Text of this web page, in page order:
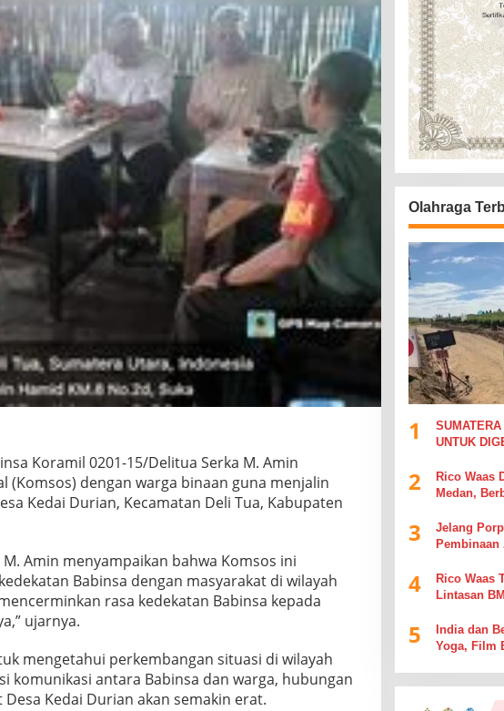
Koramil 0201-15/Delitua Serka M. Amin
(Komsos) dengan warga binaan guna menjalin
Kedai Durian, Kecamatan Deli Tua, Kabupaten
Amin menyampaikan bahwa Komsos ini
Babinsa dengan masyarakat di wilayah
rasa kedekatan Babinsa kepada
ujarnya.
mengetahui perkembangan situasi di wilayah
komunikasi antara Babinsa dan warga, hubungan
Kedai Durian akan semakin erat.
Olahraga
1
UNTUK
2
Rico Waas
Medan,
Komentar
3
Jelang
4
Rico Waas
Lintasan
5
India dan
Yoga, Film